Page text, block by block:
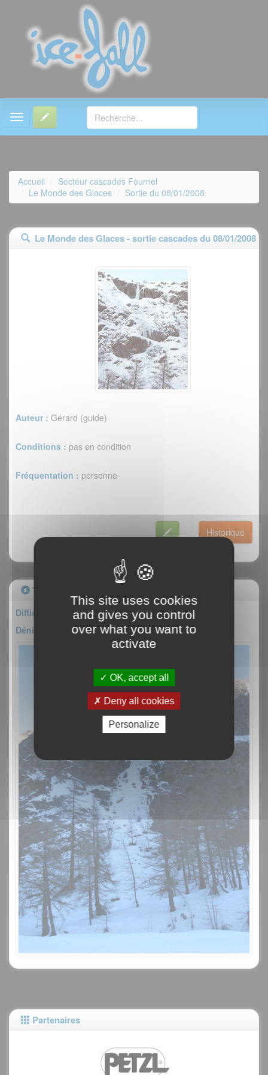
MENU
Accueil
Secteur cascades Fournel
Le Monde des Glaces
Sortie du 08/01/2008
Le Monde des Glaces - sortie cascades du 08/01/2008
Auteur : Gérard (guide)
Conditions : pas en condition
Fréquentation : personne
Historique
Topo
Difficulté : II/5
Dénivelé : 200m
Partenaires
This site uses cookies
and gives you control
over what you want to
activate
OK, accept all
Deny all cookies
Personalize